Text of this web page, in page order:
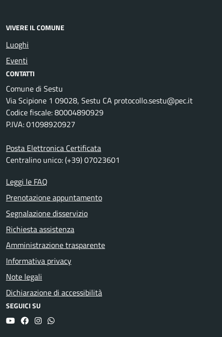
VIVERE IL COMUNE
Luoghi
Eventi
CONTATTI
Comune di Sestu
Via Scipione 1 09028, Sestu CA protocollo.sestu@pec.it
Codice fiscale: 80004890929
P.IVA: 01098920927
Posta Elettronica Certificata
Centralino unico: (+39) 07023601
Leggi le FAQ
Prenotazione appuntamento
Segnalazione disservizio
Richiesta assistenza
Amministrazione trasparente
Informativa privacy
Note legali
Dichiarazione di accessibilità
SEGUICI SU
YouTubeFacebookInstagram
Whatsapp